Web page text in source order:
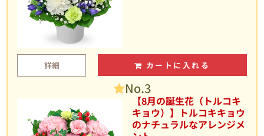
詳細 カートに入れる
No.3
【8月の誕生花（トルコキ
キョウ）】トルコキキョウ
のナチュラルなアレンジメ